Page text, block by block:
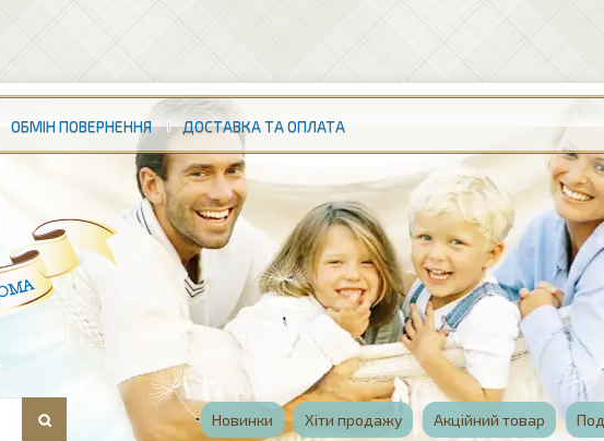
ОБМІН ПОВЕРНЕННЯ ДОСТАВКА ТА ОПЛАТА
Новинки Хіти продажу Акційний товар